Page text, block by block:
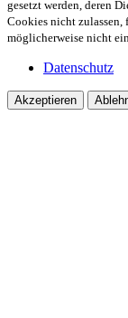
gesetzt werden, deren
Cookies nicht
möglicherweise nicht
Datenschutz
Akzeptieren